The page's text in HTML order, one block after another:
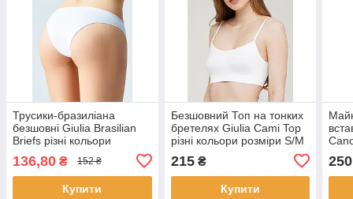
Трусики-бразиліана
безшовні Giulia Brasilian
Briefs різні кольори
136,80 ₴ 152 ₴
Купити
Безшовний Топ на тонких
бретелях Giulia Cami Top
різні кольори розміри S/M
215₴
Купити
250